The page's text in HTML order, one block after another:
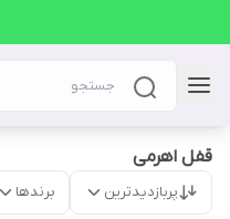
قفل اهرمی
پربازدیدترین برندها